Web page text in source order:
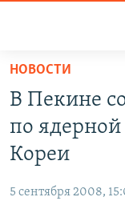
Вернуться
основному
содержанию
Вернутся
главной
навигацииТАДЖИКИСТАН
ВОЙНА В УКРАИНЕ
ҚАЗАҚША
НОВОСТИ
В Пекине
по
Кореи
5 сентября 2008,